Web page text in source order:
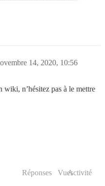
14, 2020, 10:56
wiki, n’hésitez pas à le mettre
Réponses VuesActivité